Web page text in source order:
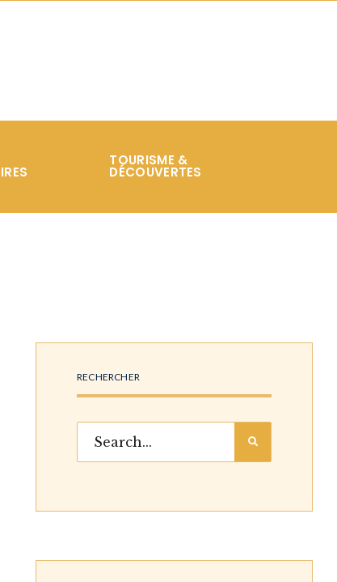
TOURISME &
DÉCOUVERTES
RECHERCHER